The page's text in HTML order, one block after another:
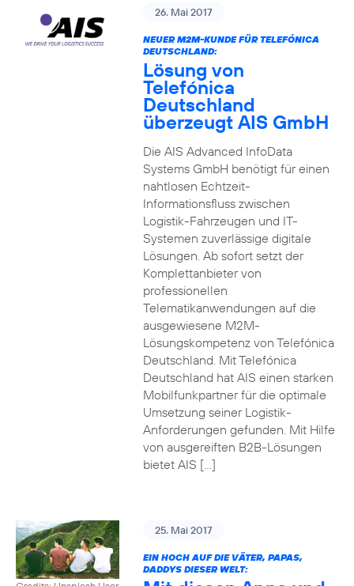
26. Mai 2017
NEUER M2M-KUNDE FÜR TELEFÓNICA
DEUTSCHLAND:
Lösung von
Telefónica
Deutschland
überzeugt AIS GmbH
Die AIS Advanced InfoData
Systems GmbH benötigt für einen
nahtlosen Echtzeit-
Informationsfluss zwischen
Logistik-Fahrzeugen und IT-
Systemen zuverlässige digitale
Lösungen. Ab sofort setzt der
Komplettanbieter von
professionellen
Telematikanwendungen auf die
ausgewiesene M2M-
Lösungskompetenz von Telefónica
Deutschland. Mit Telefónica
Deutschland hat AIS einen starken
Mobilfunkpartner für die optimale
Umsetzung seiner Logistik-
Anforderungen gefunden. Mit Hilfe
von ausgereiften B2B-Lösungen
bietet AIS […]
25. Mai 2017
EIN HOCH AUF DIE VÄTER, PAPAS,
DADDYS DIESER WELT: